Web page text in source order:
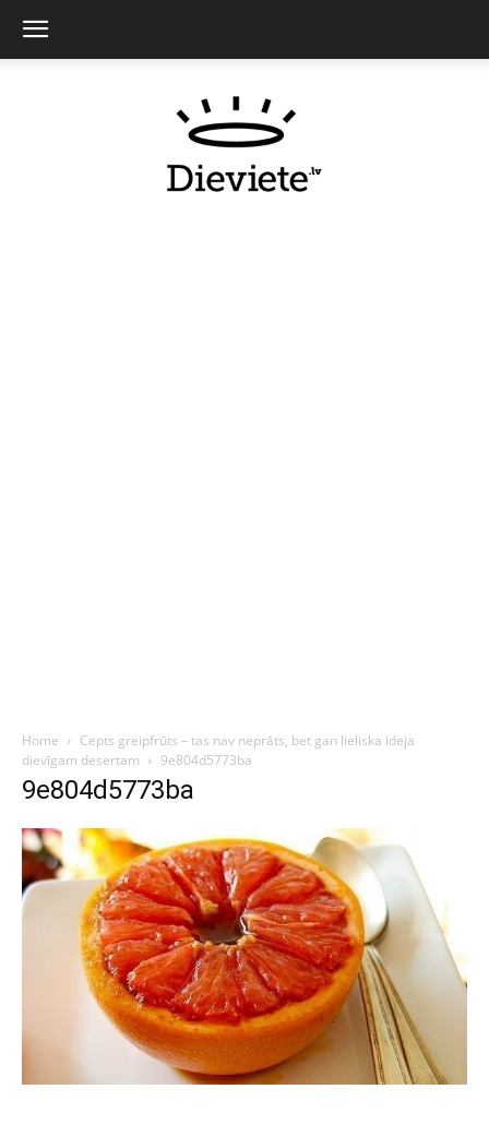
Home
Cepts greipfrūts – tas nav neprāts, bet gan lieliska ideja
dievīgam desertam
9e804d5773ba
9e804d5773ba